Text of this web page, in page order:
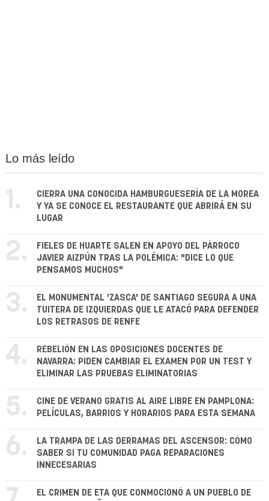
Lo más leído
1.
CIERRA UNA CONOCIDA HAMBURGUESERÍA DE LA MOREA
Y YA SE CONOCE EL RESTAURANTE QUE ABRIRÁ EN SU
LUGAR
2.
FIELES DE HUARTE SALEN EN APOYO DEL PÁRROCO
JAVIER AIZPÚN TRAS LA POLÉMICA: "DICE LO QUE
PENSAMOS MUCHOS"
3.
EL MONUMENTAL 'ZASCA' DE SANTIAGO SEGURA A UNA
TUITERA DE IZQUIERDAS QUE LE ATACÓ PARA DEFENDER
LOS RETRASOS DE RENFE
4.
REBELIÓN EN LAS OPOSICIONES DOCENTES DE
NAVARRA: PIDEN CAMBIAR EL EXAMEN POR UN TEST Y
ELIMINAR LAS PRUEBAS ELIMINATORIAS
5.
CINE DE VERANO GRATIS AL AIRE LIBRE EN PAMPLONA:
PELÍCULAS, BARRIOS Y HORARIOS PARA ESTA SEMANA
6.
LA TRAMPA DE LAS DERRAMAS DEL ASCENSOR: CÓMO
SABER SI TU COMUNIDAD PAGA REPARACIONES
INNECESARIAS
EL CRIMEN DE ETA QUE CONMOCIONÓ A UN PUEBLO DE